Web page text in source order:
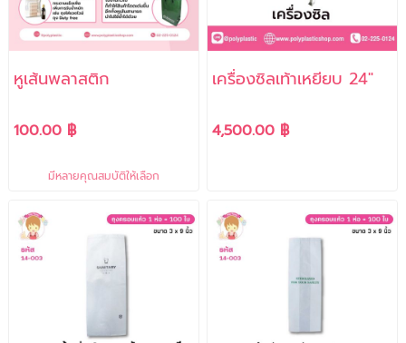
หูเส้นพลาสติก
100.00 ฿
มีหลายคุณสมบัติให้เลือก
เครื่องซิลเท้าเหยียบ 24"
4,500.00 ฿